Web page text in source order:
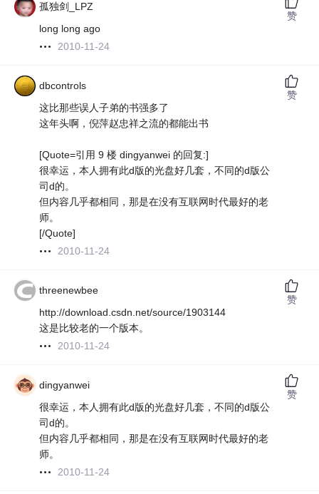
孤独剑_LPZ
long long ago
2010-11-24
赞
dbcontrols
这比那些误人子弟的书强多了
这年头啊，倪萍赵忠祥之流的都能出书
[Quote=引用 9 楼 dingyanwei 的回复:]
很幸运，本人拥有此d版的光盘好几套，不同的d版公
司d的。
但内容几乎都相同，那是在没有互联网时代最好的老
师。
[/Quote]
2010-11-24
赞
threenewbee
http://download.csdn.net/source/1903144
这是比较老的一个版本。
2010-11-24
赞
dingyanwei
很幸运，本人拥有此d版的光盘好几套，不同的d版公
司d的。
但内容几乎都相同，那是在没有互联网时代最好的老
师。
2010-11-24
赞